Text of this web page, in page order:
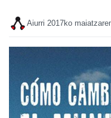
Aiurri 2017ko